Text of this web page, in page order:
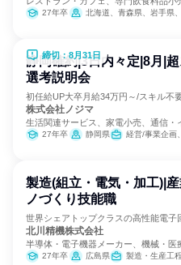
27年卒 北海道、青森県、岩手県、宮城県、秋田県、山形県、福島県、茨城県、栃木県、群馬県、埼玉県、千葉県、東京都、神奈川県、新潟県、富山県、石川県、福井県、山梨県、長野県、岐阜県、静岡県、愛知県、三重県、滋賀県、京都府、大阪府、兵庫県、奈良県、和歌山県、鳥取県、島根県、岡山県、広島県、山口県、徳島県、香川県、愛媛県、高知県、福岡県、佐賀県、長崎県、
締切：8月31日
静岡確約|3日内々定|8月|
選考説明会
初任給UP大卒月給34万円～/スキル不
株式会社ノジマ
生活関連サービス、家電小売、通信・
27年卒 静岡県 経営/事業企画
製造(組立・電気・加工)|
ノづくり技能職
世界シェアトップクラスの高性能電子
北川精機株式会社
半導体・電子機器メーカー、機械・医
ーカー27年卒 広島県 製造・生産工程